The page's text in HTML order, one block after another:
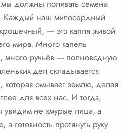
мы должны поливать семена
Каждый наш милосердный
— это капля живой
мира. Много капель
много ручьёв — полноводную
дел складывается
омывает землю, делая
для всех нас. И тогда,
увидим не хмурые лица, а
готовность протянуть руку